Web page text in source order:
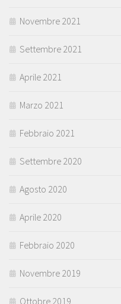
Novembre 2021
Settembre 2021
Aprile 2021
Marzo 2021
Febbraio 2021
Settembre 2020
Agosto 2020
Aprile 2020
Febbraio 2020
Novembre 2019
Ottobre 2019